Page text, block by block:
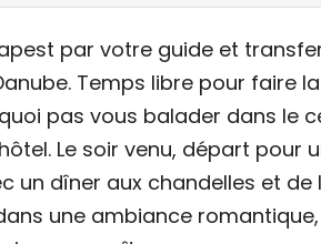
par votre guide et
Temps libre pour faire
pas vous balader dans le
Le soir venu, départ pour
un dîner aux chandelles et de
une ambiance